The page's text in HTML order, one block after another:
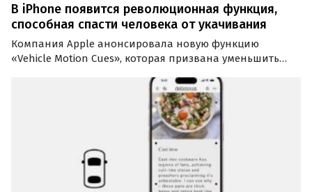
В iPhone появится революционная функция,
способная спасти человека от укачивания
Компания Apple анонсировала новую функцию
«Vehicle Motion Cues», которая призвана уменьшить
движущихся транспортных средствах. Она должна
появиться в мобильных устройствах Apple позднее в